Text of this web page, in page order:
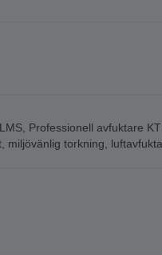
, Professionell avfuktare
, miljövänlig torkning,